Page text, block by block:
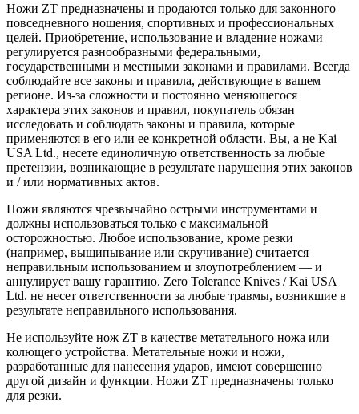
Ножи ZT предназначены и продаются только для законного
повседневного ношения, спортивных и профессиональных
целей. Приобретение, использование и владение ножами
регулируется разнообразными федеральными,
государственными и местными законами и правилами. Всегда
соблюдайте все законы и правила, действующие в вашем
регионе. Из-за сложности и постоянно меняющегося
характера этих законов и правил, покупатель обязан
исследовать и соблюдать законы и правила, которые
применяются в его или ее конкретной области. Вы, а не Kai
USA Ltd., несете единоличную ответственность за любые
претензии, возникающие в результате нарушения этих законов
и / или нормативных актов.
Ножи являются чрезвычайно острыми инструментами и
должны использоваться только с максимальной
осторожностью. Любое использование, кроме резки
(например, выщипывание или скручивание) считается
неправильным использованием и злоупотреблением — и
аннулирует вашу гарантию. Zero Tolerance Knives / Kai USA
Ltd. не несет ответственности за любые травмы, возникшие в
результате неправильного использования.
Не используйте нож ZT в качестве метательного ножа или
колющего устройства. Метательные ножи и ножи,
разработанные для нанесения ударов, имеют совершенно
другой дизайн и функции. Ножи ZT предназначены только
для резки.